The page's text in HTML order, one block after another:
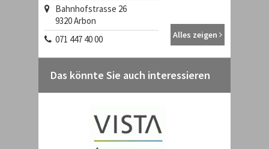
Bahnhofstrasse 26
9320Arbon
071 447 40 00
Alles zeigen
Das könnte Sie auch interessieren